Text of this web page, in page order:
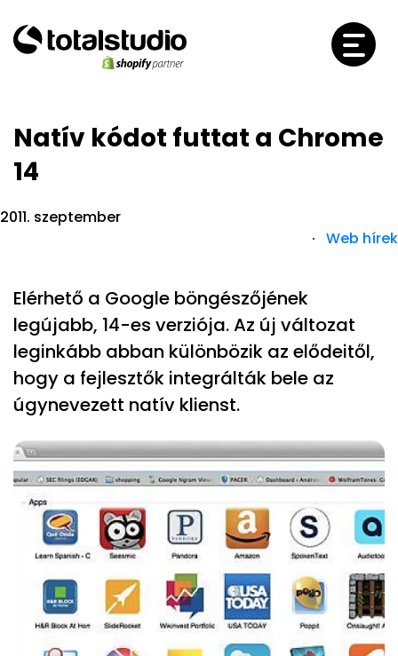
Natív kódot futtat a Chrome
14
2011. szeptember
· Web hírek
Elérhető a Google böngészőjének
legújabb, 14-es verziója. Az új változat
leginkább abban különbözik az elődeitől,
hogy a fejlesztők integrálták bele az
úgynevezett natív klienst.